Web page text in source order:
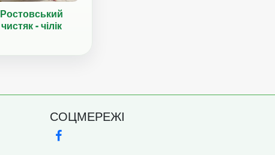
Ростовський
чистяк - чілік
СОЦМЕРЕЖІ